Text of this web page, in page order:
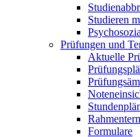
Studieren
Prüfungen und
Aktuelle
Formulare